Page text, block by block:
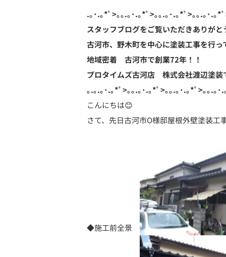
.｡･.｡*ﾟ>｡｡.｡･.｡*ﾟ>｡｡.｡･.｡*ﾟ>｡｡.｡･.｡*
スタッフブログをご覧いただきありがと
古河市、野木町を中心に塗装工事を行っ
地域密着 古河市で創業72年！！
プロタイムズ古河店 株式会社渡辺塗装
｡.｡.｡･.｡*ﾟ>｡｡.｡･.｡*ﾟ>｡｡.｡･.｡*ﾟ>｡｡.｡･.
こんにちは😊
さて、先日古河市O様邸屋根外壁塗装工
◆施工前全景